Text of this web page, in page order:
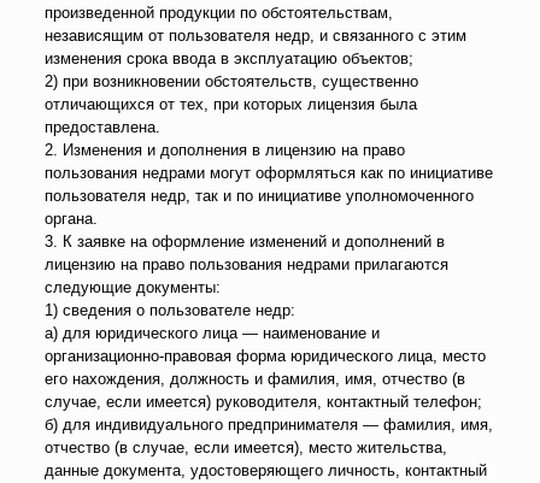
произведенной продукции по обстоятельствам,
независящим от пользователя недр, и связанного с этим
изменения срока ввода в эксплуатацию объектов;
2) при возникновении обстоятельств, существенно
отличающихся от тех, при которых лицензия была
предоставлена.
2. Изменения и дополнения в лицензию на право
пользования недрами могут оформляться как по инициативе
пользователя недр, так и по инициативе уполномоченного
органа.
3. К заявке на оформление изменений и дополнений в
лицензию на право пользования недрами прилагаются
следующие документы:
1) сведения о пользователе недр:
а) для юридического лица — наименование и
организационно-правовая форма юридического лица, место
его нахождения, должность и фамилия, имя, отчество (в
случае, если имеется) руководителя, контактный телефон;
б) для индивидуального предпринимателя — фамилия, имя,
отчество (в случае, если имеется), место жительства,
данные документа, удостоверяющего личность, контактный